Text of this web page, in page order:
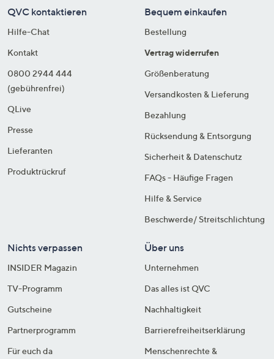
QVC kontaktieren
Hilfe-Chat
Kontakt
0800 2944 444
(gebührenfrei)
QLive
Presse
Lieferanten
Produktrückruf
Bequem einkaufen
Bestellung
Vertrag widerrufen
Größenberatung
Versandkosten & Lieferung
Bezahlung
Rücksendung & Entsorgung
Sicherheit & Datenschutz
FAQs - Häufige Fragen
Hilfe & Service
Beschwerde/ Streitschlichtung
Nichts verpassen
INSIDER Magazin
TV-Programm
Gutscheine
Partnerprogramm
Für euch da
Über uns
Unternehmen
Das alles ist QVC
Nachhaltigkeit
Barrierefreiheitserklärung
Menschenrechte &